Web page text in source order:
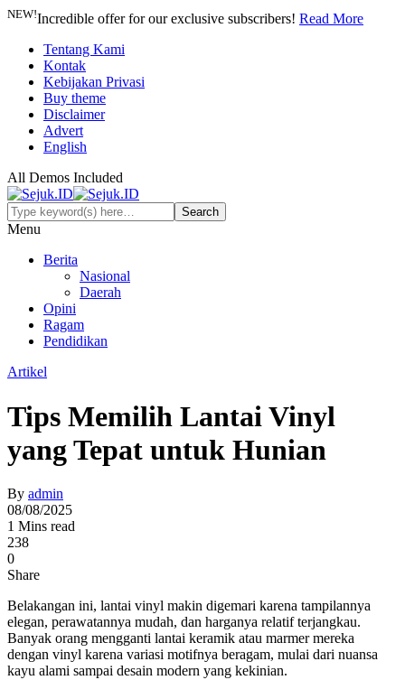
NEW!Incredible offer for our exclusive subscribers! Read More
Tentang Kami
Kontak
Kebijakan Privasi
Buy theme
Disclaimer
Advert
English
All Demos Included
Menu
Berita
Nasional
Daerah
Opini
Ragam
Pendidikan
Artikel
Tips Memilih Lantai Vinyl
yang Tepat untuk Hunian
By admin
08/08/2025
1 Mins read
238
0
Share
Belakangan ini, lantai vinyl makin digemari karena tampilannya
elegan, perawatannya mudah, dan harganya relatif terjangkau.
Banyak orang mengganti lantai keramik atau marmer mereka
dengan vinyl karena variasi motifnya beragam, mulai dari nuansa
kayu alami sampai desain modern yang kekinian.